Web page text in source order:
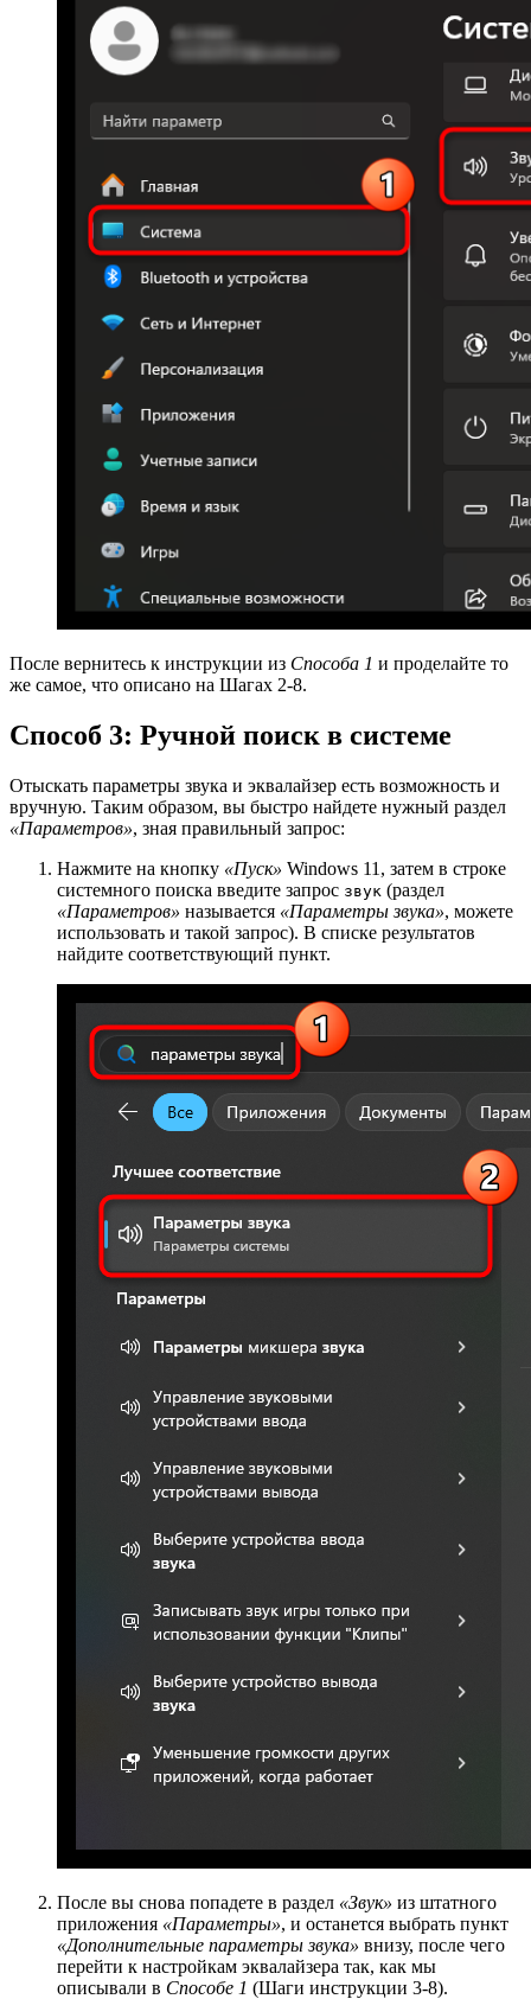
После вернитесь к инструкции из Способа 1 и проделайте то
же самое, что описано на Шагах 2-8.
Способ 3: Ручной поиск в системе
Отыскать параметры звука и эквалайзер есть возможность и
вручную. Таким образом, вы быстро найдете нужный раздел
«Параметров», зная правильный запрос:
Нажмите на кнопку «Пуск» Windows 11, затем в строке
системного поиска введите запрос звук (раздел
«Параметров» называется «Параметры звука», можете
использовать и такой запрос). В списке результатов
найдите соответствующий пункт.
После вы снова попадете в раздел «Звук» из штатного
приложения «Параметры», и останется выбрать пункт
«Дополнительные параметры звука» внизу, после чего
перейти к настройкам эквалайзера так, как мы
описывали в Способе 1 (Шаги инструкции 3-8).